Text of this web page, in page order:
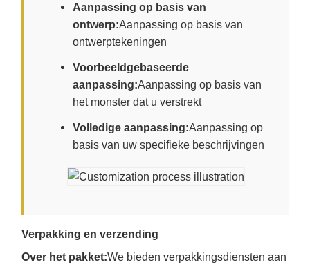
Aanpassing op basis van
ontwerp:Aanpassing op basis van
ontwerptekeningen
Voorbeeldgebaseerde
aanpassing:Aanpassing op basis van
het monster dat u verstrekt
Volledige aanpassing:Aanpassing op
basis van uw specifieke beschrijvingen
Verpakking en verzending
Over het pakket:We bieden verpakkingsdiensten aan